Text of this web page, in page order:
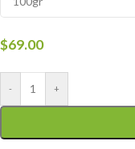
$69.00
- +